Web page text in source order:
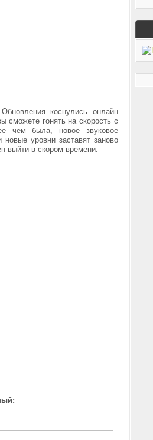
коснулись онлайн
сможете гонять на скорость с
чем была, новое звуковое
уровни заставят заново
выйти в скором времени.